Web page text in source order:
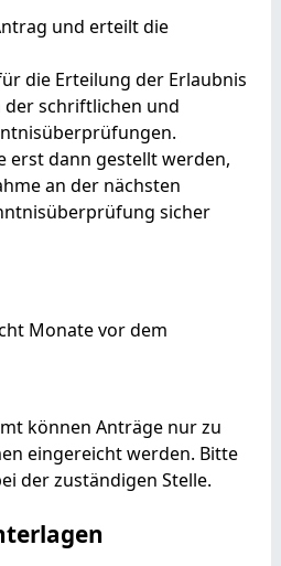
und erteilt die
die Erteilung der Erlaubnis
der schriftlichen und
erst dann gestellt werden,
an der nächsten
sicher
Monate vor dem
können Anträge nur zu
eingereicht werden. Bitte
der zuständigen Stelle.